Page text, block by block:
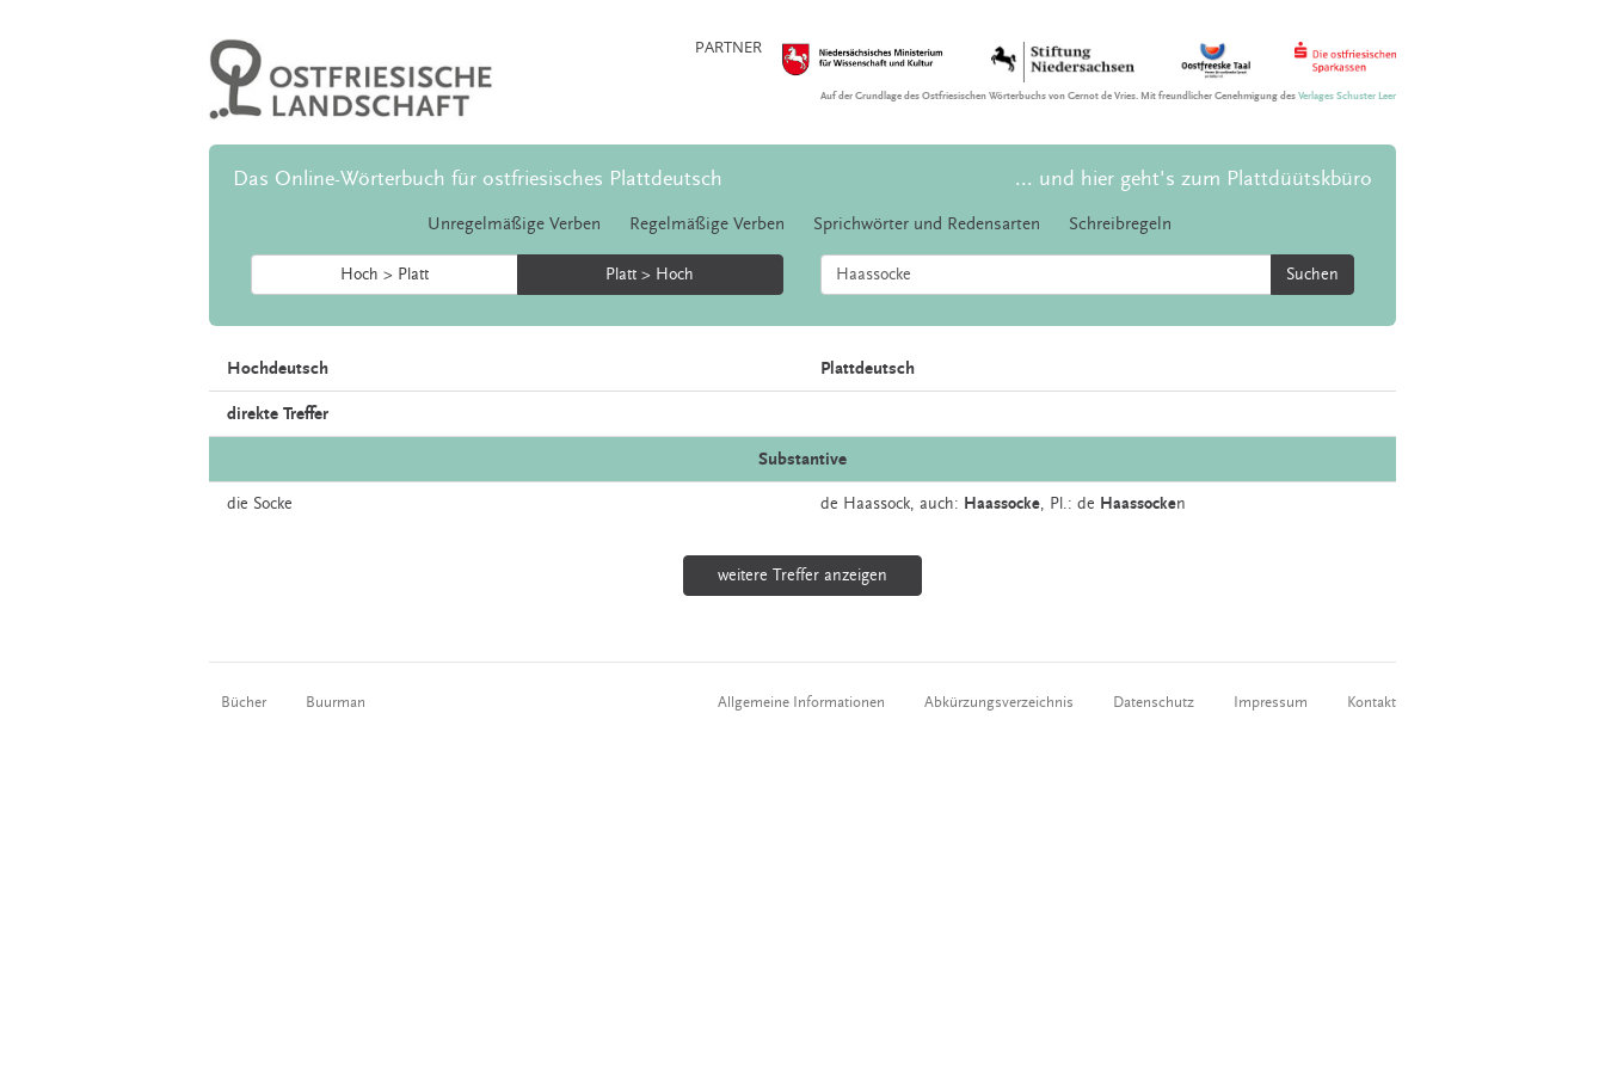
PARTNER
Auf der Grundlage des Ostfriesischen Wörterbuchs von Gernot de Vries. Mit freundlicher Genehmigung desVerlages Schuster Leer
Das Online-Wörterbuch für ostfriesisches Plattdeutsch ... und hier geht's zum Plattdüütskbüro
Unregelmäßige Verben Regelmäßige Verben Sprichwörter und Redensarten Schreibregeln
Hoch > Platt Platt > Hoch Suchen
Hochdeutsch Plattdeutsch
direkte Treffer
Substantive
die Socke de Haassock, auch: Haassocke, Pl.: de Haassocken
weitere Treffer anzeigen
Bücher Buurman Allgemeine Informationen Abkürzungsverzeichnis Datenschutz Impressum Kontakt